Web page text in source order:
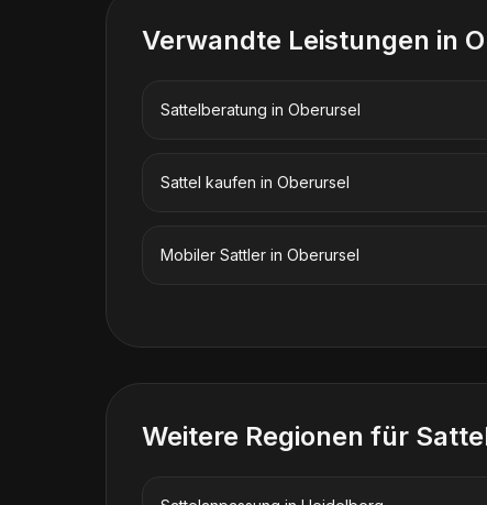
Verwandte Leistungen in
Sattelberatung in Oberursel
Sattel kaufen in Oberursel
Mobiler Sattler in Oberursel
Weitere Regionen für